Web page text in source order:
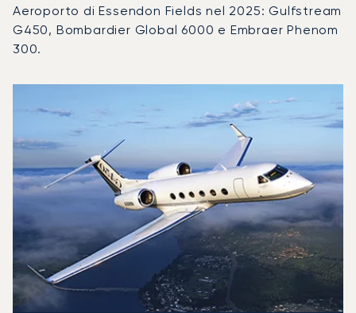
Aeroporto di Essendon Fields nel 2025: Gulfstream
G450, Bombardier Global 6000 e Embraer Phenom
300.
Velocità (km/h)
Velocità (nodi)
Autonomia
Autonomia (NM)